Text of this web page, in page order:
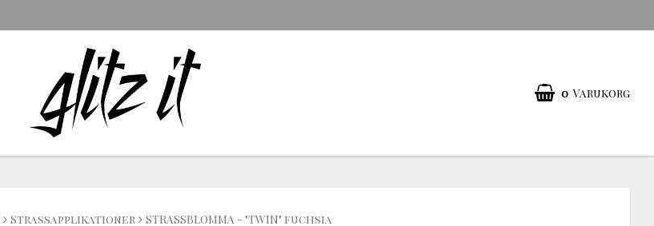
0 Varukorg
Strassapplikationer STRASSBLOMMA - "TWIN" fuchsia